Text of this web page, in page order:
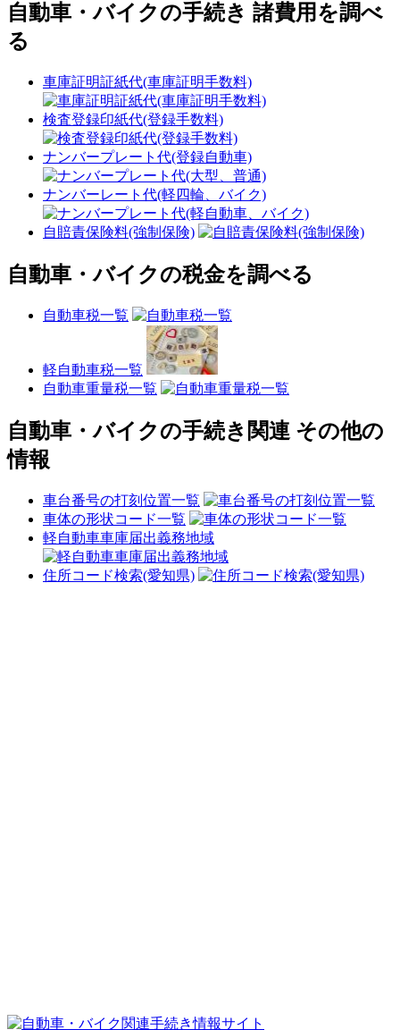
自動車・バイクの手続き 諸費用を調べ
る
車庫証明証紙代(車庫証明手数料)
検査登録印紙代(登録手数料)
ナンバープレート代(登録自動車)
ナンバーレート代(軽四輪、バイク)
自賠責保険料(強制保険)
自動車・バイクの税金を調べる
自動車税一覧
軽自動車税一覧
自動車重量税一覧
自動車・バイクの手続き関連 その他の
情報
車台番号の打刻位置一覧
車体の形状コード一覧
軽自動車車庫届出義務地域
住所コード検索(愛知県)